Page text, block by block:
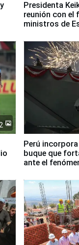
Presidenta
reunión con el
ministros de
Perú
buque que
ante el